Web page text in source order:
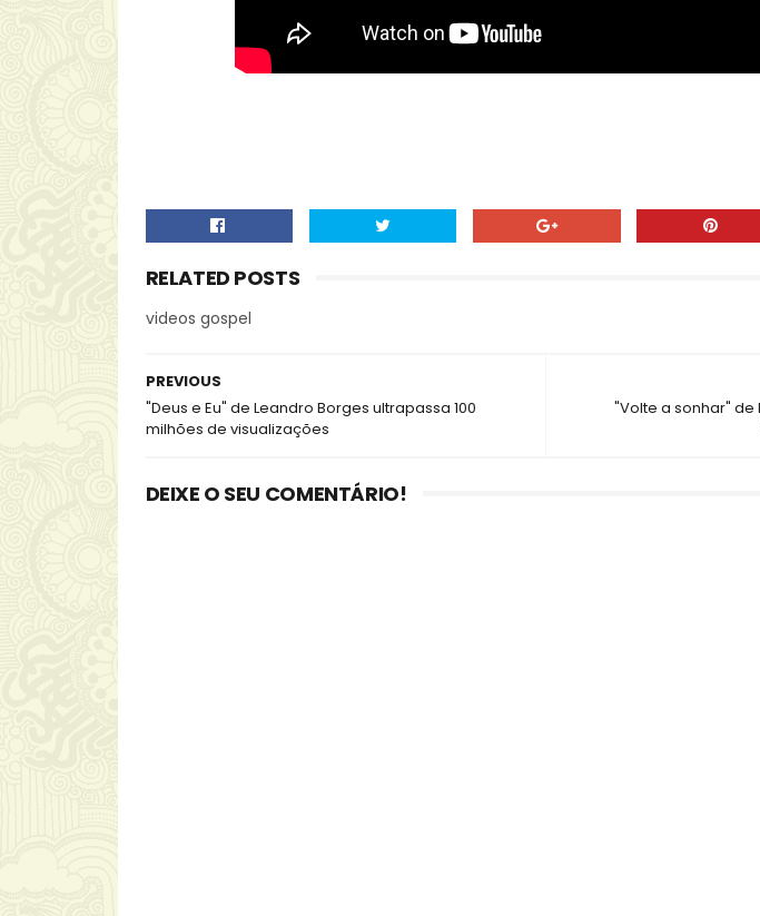
RELATED POSTS
videos gospel
"Volte a sonhar" de
PREVIOUS
"Deus e Eu" de Leandro Borges ultrapassa 100
milhões de visualizações
DEIXE O SEU COMENTÁRIO!